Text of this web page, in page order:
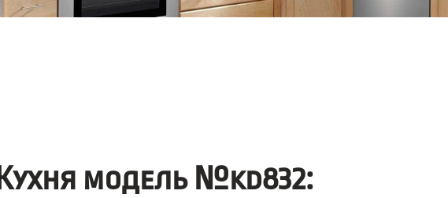
Кухня модель №kd832: